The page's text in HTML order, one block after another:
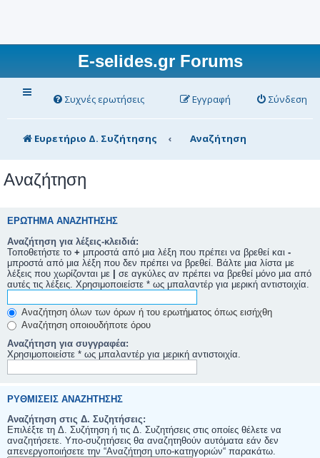
E-selides.gr Forums
Συχνές ερωτήσεις Σύνδεση
Εγγραφή
Ευρετήριο Δ. Συζήτησης Αναζήτηση
Αναζήτηση
ΕΡΏΤΗΜΑ ΑΝΑΖΉΤΗΣΗΣ
Αναζήτηση για λέξεις-κλειδιά:
Τοποθετήστε το + μπροστά από μια λέξη που πρέπει να βρεθεί και -
μπροστά από μια λέξη που δεν πρέπει να βρεθεί. Βάλτε μια λίστα με
λέξεις που χωρίζονται με | σε αγκύλες αν πρέπει να βρεθεί μόνο μια από
αυτές τις λέξεις. Χρησιμοποιείστε * ως μπαλαντέρ για μερική αντιστοιχία.
Αναζήτηση όλων των όρων ή του ερωτήματος όπως εισήχθη
Αναζήτηση οποιουδήποτε όρου
Αναζήτηση για συγγραφέα:
Χρησιμοποιείστε * ως μπαλαντέρ για μερική αντιστοιχία.
ΡΥΘΜΊΣΕΙΣ ΑΝΑΖΉΤΗΣΗΣ
Αναζήτηση στις Δ. Συζητήσεις:
Επιλέξτε τη Δ. Συζήτηση ή τις Δ. Συζητήσεις στις οποίες θέλετε να
αναζητήσετε. Υπο-συζητήσεις θα αναζητηθούν αυτόματα εάν δεν
απενεργοποιήσετε την “Αναζήτηση υπο-κατηγοριών“ παρακάτω.